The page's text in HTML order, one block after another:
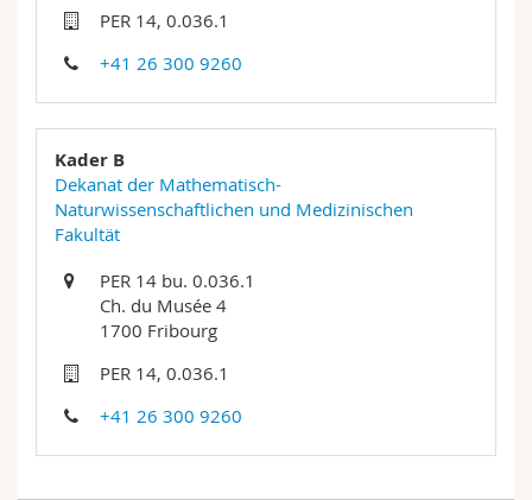
Vorlesungsverzeichnis
PER 14, 0.036.1
+41 26 300 9260
Kader B
Dekanat der Mathematisch-
Naturwissenschaftlichen und Medizinischen
Fakultät
PER 14 bu. 0.036.1
Ch. du Musée 4
1700 Fribourg
PER 14, 0.036.1
+41 26 300 9260